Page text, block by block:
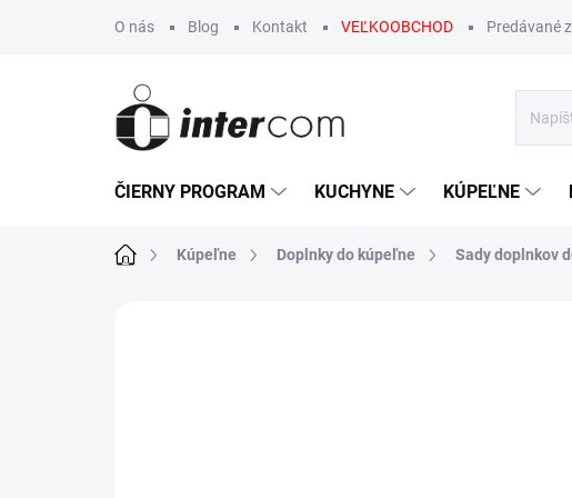
O nás Blog Kontakt VEĽKOOBCHOD Predávané
ČIERNY PROGRAM KUCHYNE KÚPEĽNE
DomovKúpeľne Doplnky do kúpeľne Sady doplnkov